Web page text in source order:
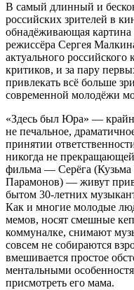
В самый длинный и
российских зрителей в
обнадёживающая
режиссёра Сергея
актуального
критиков, и за пару
привлекать всё больше
современной молодёжи
«Здесь был Юра» —
не печальное,
принятии
никогда не
фильма — Серёга
Парамонов) — живут
бытом 30-летних
Как и многие молодые
мемов, носят смешные
коммуналке, снимают
совсем не собираются
вмешивается простое
ментальными
присмотреть его мама.